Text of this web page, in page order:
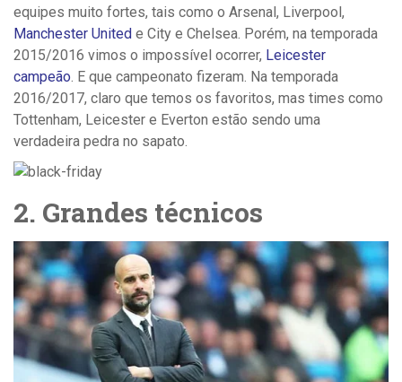
equipes muito fortes, tais como o Arsenal, Liverpool,
Manchester United e City e Chelsea. Porém, na temporada
2015/2016 vimos o impossível ocorrer, Leicester
campeão. E que campeonato fizeram. Na temporada
2016/2017, claro que temos os favoritos, mas times como
Tottenham, Leicester e Everton estão sendo uma
verdadeira pedra no sapato.
2. Grandes técnicos